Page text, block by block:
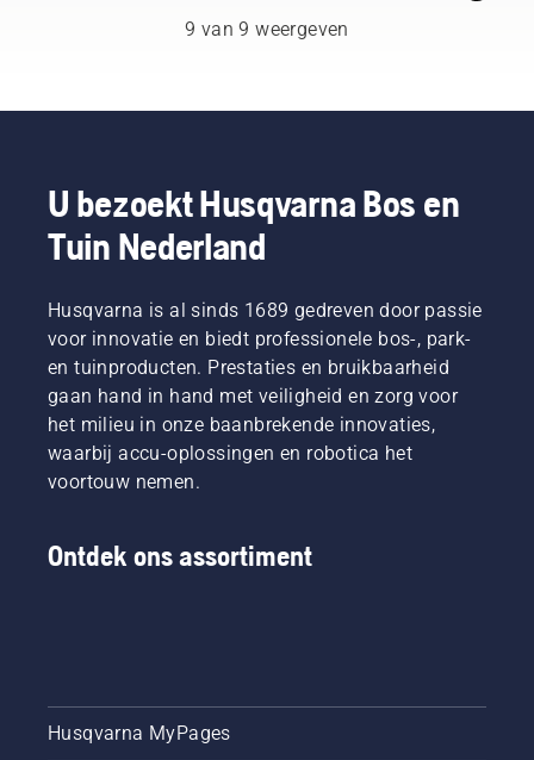
zich
concentreren
op de
taak die
ligt.
levensduur
in deze
video om
controleert
of uw
kettingsmeersysteem
juist
werkt.
eerst uw
oliepeil.
en
motor
van de
9 van 9 weergeven
U bezoekt Husqvarna Bos en
Tuin Nederland
Husqvarna is al sinds 1689 gedreven door passie
voor innovatie en biedt professionele bos-, park-
en tuinproducten. Prestaties en bruikbaarheid
gaan hand in hand met veiligheid en zorg voor
het milieu in onze baanbrekende innovaties,
waarbij accu-oplossingen en robotica het
voortouw nemen.
Ontdek ons assortiment
Husqvarna MyPages